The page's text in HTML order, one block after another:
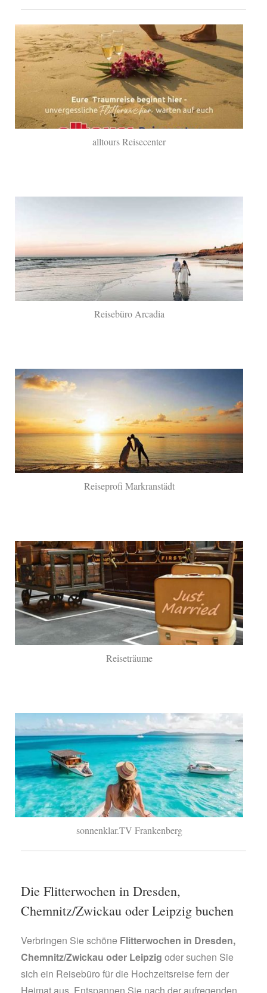
alltours Reisecenter
Reisebüro Arcadia
Reiseprofi Markranstädt
Reiseträume
sonnenklar.TV Frankenberg
Die Flitterwochen in Dresden,
Chemnitz/Zwickau oder Leipzig buchen
Verbringen Sie schöne Flitterwochen in Dresden,
Chemnitz/Zwickau oder Leipzig oder suchen Sie
sich ein Reisebüro für die Hochzeitsreise fern der
Heimat aus. Entspannen Sie nach der aufregenden